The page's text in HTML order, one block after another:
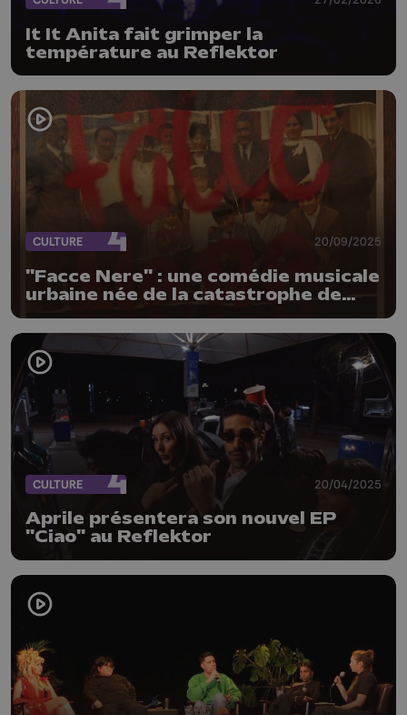
It It Anita fait grimper la
température au Reflektor
CULTURE 20/09/2025
"Facce Nere" : une comédie musicale
urbaine née de la catastrophe de
CULTURE 20/04/2025
Aprile présentera son nouvel EP
"Ciao" au Reflektor